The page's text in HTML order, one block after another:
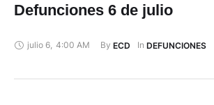
Defunciones 6 de julio
julio 6, 4:00 AM By ECD In DEFUNCIONES